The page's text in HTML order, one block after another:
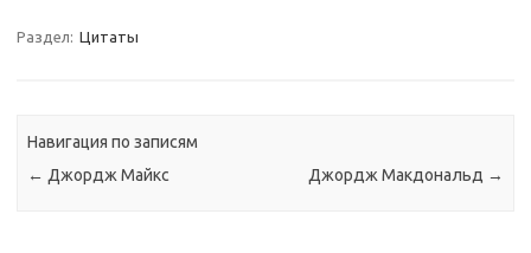
Раздел: Цитаты
Навигация по записям
← Джордж Майкс Джордж Макдональд →